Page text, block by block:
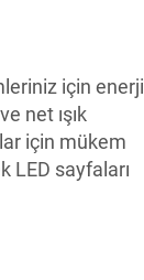
için enerji
net ışık
için mükem
LED sayfaları